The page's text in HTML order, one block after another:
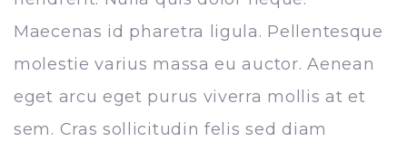
Maecenas id pharetra ligula. Pellentesque
molestie varius massa eu auctor. Aenean
eget arcu eget purus viverra mollis at et
sem. Cras sollicitudin felis sed diam